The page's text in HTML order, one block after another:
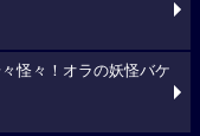
怪々！オラの妖怪バケ